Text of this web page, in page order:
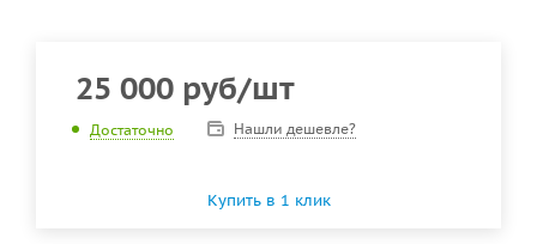
25 000 руб/шт
Достаточно Нашли дешевле?
Купить в 1 клик